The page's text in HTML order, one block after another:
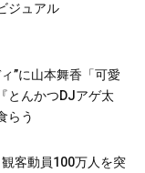
ジュアル
”に山本舞香「可愛
とんかつDJアゲ太
らう
客動員100万人を突